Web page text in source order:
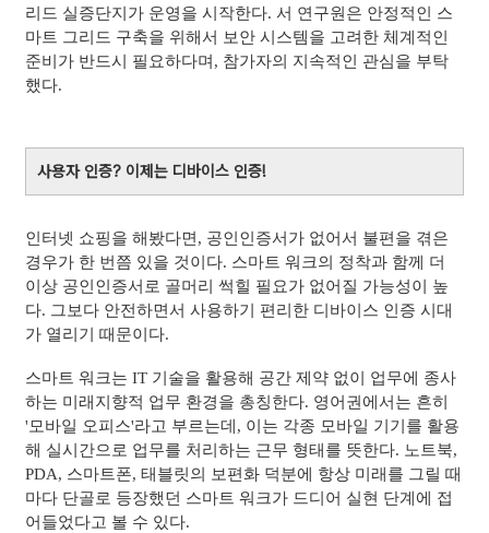
리드 실증단지가 운영을 시작한다. 서 연구원은 안정적인 스
마트 그리드 구축을 위해서 보안 시스템을 고려한 체계적인
준비가 반드시 필요하다며, 참가자의 지속적인 관심을 부탁
했다.
사용자 인증? 이제는 디바이스 인증!
인터넷 쇼핑을 해봤다면, 공인인증서가 없어서 불편을 겪은
경우가 한 번쯤 있을 것이다. 스마트 워크의 정착과 함께 더
이상 공인인증서로 골머리 썩힐 필요가 없어질 가능성이 높
다. 그보다 안전하면서 사용하기 편리한 디바이스 인증 시대
가 열리기 때문이다.
스마트 워크는 IT 기술을 활용해 공간 제약 없이 업무에 종사
하는 미래지향적 업무 환경을 총칭한다. 영어권에서는 흔히
'모바일 오피스'라고 부르는데, 이는 각종 모바일 기기를 활용
해 실시간으로 업무를 처리하는 근무 형태를 뜻한다. 노트북,
PDA, 스마트폰, 태블릿의 보편화 덕분에 항상 미래를 그릴 때
마다 단골로 등장했던 스마트 워크가 드디어 실현 단계에 접
어들었다고 볼 수 있다.